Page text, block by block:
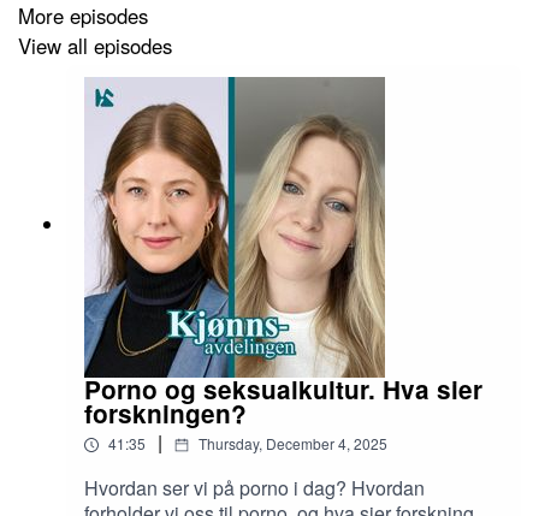
More episodes
View all episodes
Porno og seksualkultur. Hva sier
forskningen?
41:35 | Thursday, December 4, 2025
Hvordan ser vi på porno i dag? Hvordan